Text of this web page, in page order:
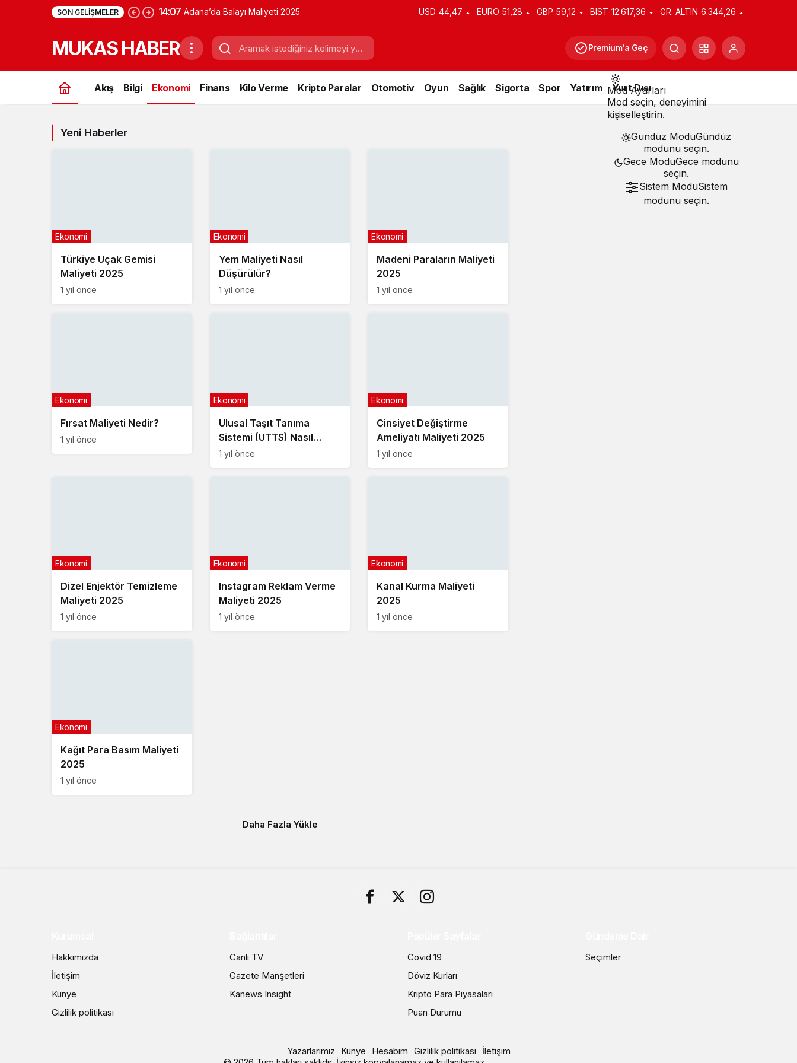
SON GELIŞMELER 14:07 Adana’da Balayı Maliyeti 2025 USD 44,47 EURO 51,28 GBP 59,12 BIST 12.617,36 GR. ALTIN 6.344,26
MUKAS HABER Premium'a Geç
Akış Bilgi Ekonomi Finans Kilo Verme Kripto Paralar Otomotiv Oyun Sağlık Sigorta Spor Yatırım Yurt Dışı
Mod Ayarları
Mod seçin, deneyimini
kişiselleştirin.
Gündüz ModuGündüz
modunu seçin.
Gece ModuGece modunu
seçin.
Sistem ModuSistem
modunu seçin.
Yeni Haberler
Türkiye Uçak Gemisi
Maliyeti 2025
Ekonomi
1 yıl önce
Yem Maliyeti Nasıl
Düşürülür?
Ekonomi
1 yıl önce
Madeni Paraların Maliyeti
2025
Ekonomi
1 yıl önce
Fırsat Maliyeti Nedir?
Ekonomi
1 yıl önce
Ulusal Taşıt Tanıma
Sistemi (UTTS) Nasıl
Alınır?
Ekonomi
1 yıl önce
Cinsiyet Değiştirme
Ameliyatı Maliyeti 2025
Ekonomi
1 yıl önce
Dizel Enjektör Temizleme
Maliyeti 2025
Ekonomi
1 yıl önce
Instagram Reklam Verme
Maliyeti 2025
Ekonomi
1 yıl önce
Kanal Kurma Maliyeti
2025
Ekonomi
1 yıl önce
Kağıt Para Basım Maliyeti
2025
Ekonomi
1 yıl önce
Daha Fazla Yükle
Hakkımızda
İletişim
Künye
Gizlilik politikası
Canlı TV
Gazete Manşetleri
Kanews Insight
Covid 19
Döviz Kurları
Kripto Para Piyasaları
Puan Durumu
Seçimler
Yazarlarımız Künye Hesabım Gizlilik politikası
İletişim